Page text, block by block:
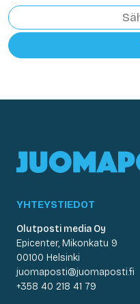
YHTEYSTIEDOT
Olutposti media Oy
Epicenter, Mikonkatu 9
00100 Helsinki
juomaposti@juomaposti.fi
+358 40 218 41 79